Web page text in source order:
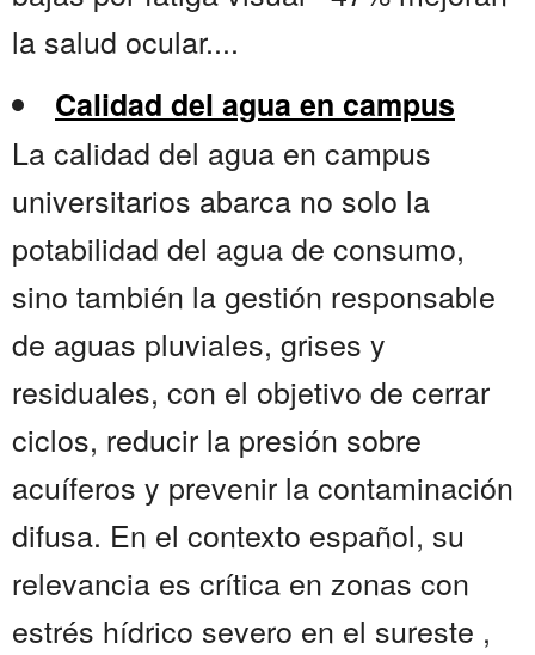
la salud ocular....
Calidad del agua en campus
La calidad del agua en campus
universitarios abarca no solo la
potabilidad del agua de consumo,
sino también la gestión responsable
de aguas pluviales, grises y
residuales, con el objetivo de cerrar
ciclos, reducir la presión sobre
acuíferos y prevenir la contaminación
difusa. En el contexto español, su
relevancia es crítica en zonas con
estrés hídrico severo en el sureste ,